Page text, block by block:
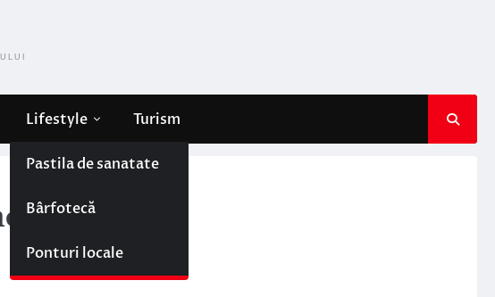
Lifestyle
Pastila de sanatate
Bârfotecă
Ponturi locale
Turism
la